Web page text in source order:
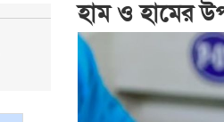
হাম ও হামের